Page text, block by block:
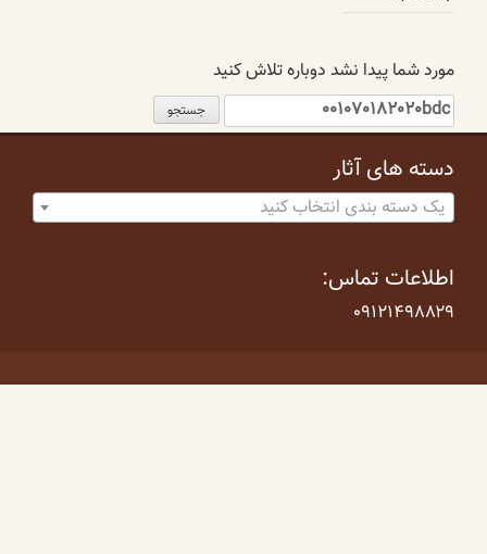
مورد شما پیدا نشد دوباره تلاش کنید
جستجو
برای:
دسته های آثار
یک دسته بندی انتخاب کنید
اطلاعات تماس:
۰۹۱۲۱۴۹۸۸۲۹